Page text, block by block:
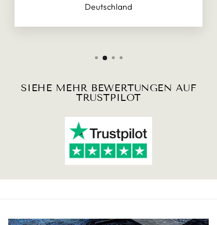
Deutschland
SIEHE MEHR BEWERTUNGEN AUF
TRUSTPILOT